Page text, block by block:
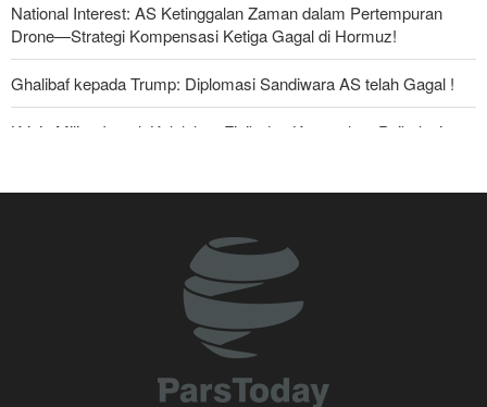
National Interest: AS Ketinggalan Zaman dalam Pertempuran
Drone—Strategi Kompensasi Ketiga Gagal di Hormuz!
Ghalibaf kepada Trump: Diplomasi Sandiwara AS telah Gagal !
Krisis Militer Israel; Kelelahan Fisik dan Keruntuhan Psikologis
Foreign Policy: Riyadh Terjepit di Antara Iran dan Ansarullah,
Yahya Saree: Kami Hancurkan Posisi Pasukan Bayaran Saudi
dengan Rudal Balistik dan Drone
Brigjen Akrami Nia: Artesh dalam Kondisi Siaga Penuh